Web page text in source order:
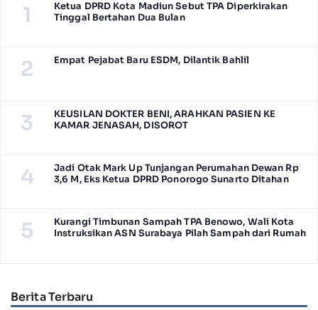
1
Ketua DPRD Kota Madiun Sebut TPA Diperkirakan
Tinggal Bertahan Dua Bulan
2 Empat Pejabat Baru ESDM, Dilantik Bahlil
3
KEUSILAN DOKTER BENI, ARAHKAN PASIEN KE
KAMAR JENASAH, DISOROT
4
Jadi Otak Mark Up Tunjangan Perumahan Dewan Rp
3,6 M, Eks Ketua DPRD Ponorogo Sunarto Ditahan
5
Kurangi Timbunan Sampah TPA Benowo, Wali Kota
Instruksikan ASN Surabaya Pilah Sampah dari Rumah
Berita Terbaru